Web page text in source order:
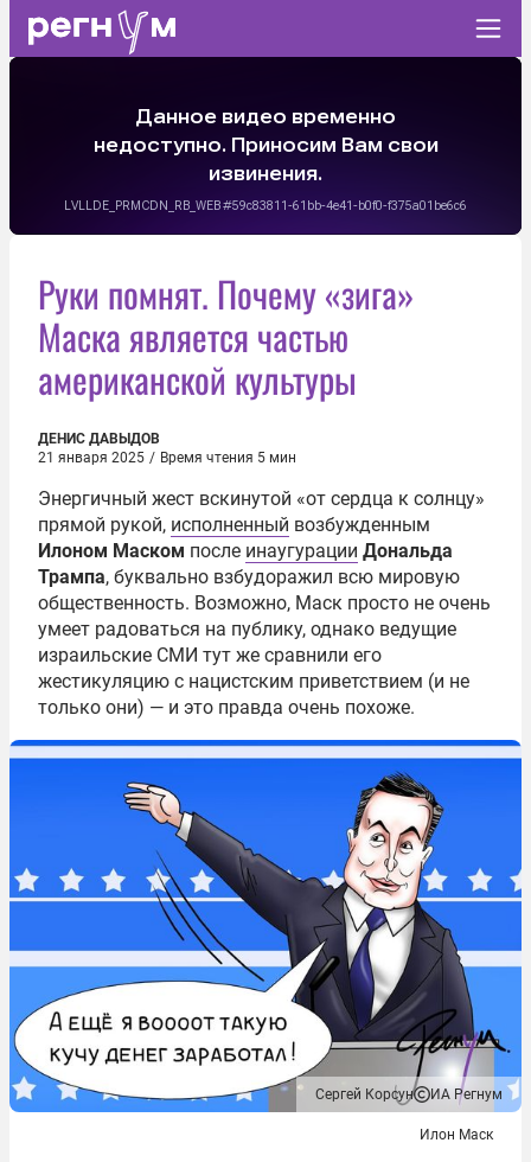
Руки помнят. Почему «зига»
Маска является частью
американской культуры
ДЕНИС ДАВЫДОВ
21 января 2025 / Время чтения 5 мин
Энергичный жест вскинутой «от сердца к солнцу»
прямой рукой, исполненный возбужденным
Илоном Маском после инаугурации Дональда
Трампа, буквально взбудоражил всю мировую
общественность. Возможно, Маск просто не очень
умеет радоваться на публику, однако ведущие
израильские СМИ тут же сравнили его
жестикуляцию с нацистским приветствием (и не
только они) — и это правда очень похоже.
Сергей Корсун ИА Регнум
Илон Маск